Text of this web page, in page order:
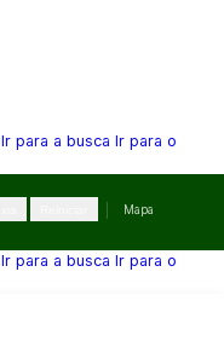
Ir para a busca Ir para o
Mapa
Ir para a busca Ir para o